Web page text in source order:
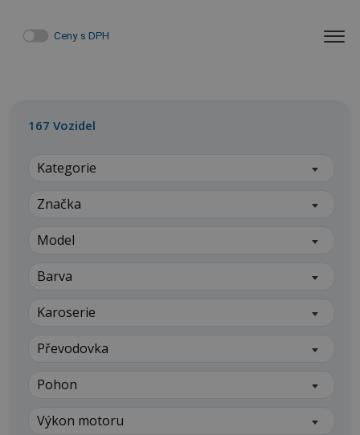
Ceny s DPH
167 Vozidel
Kategorie
Značka
Model
Barva
Karoserie
Převodovka
Pohon
Výkon motoru